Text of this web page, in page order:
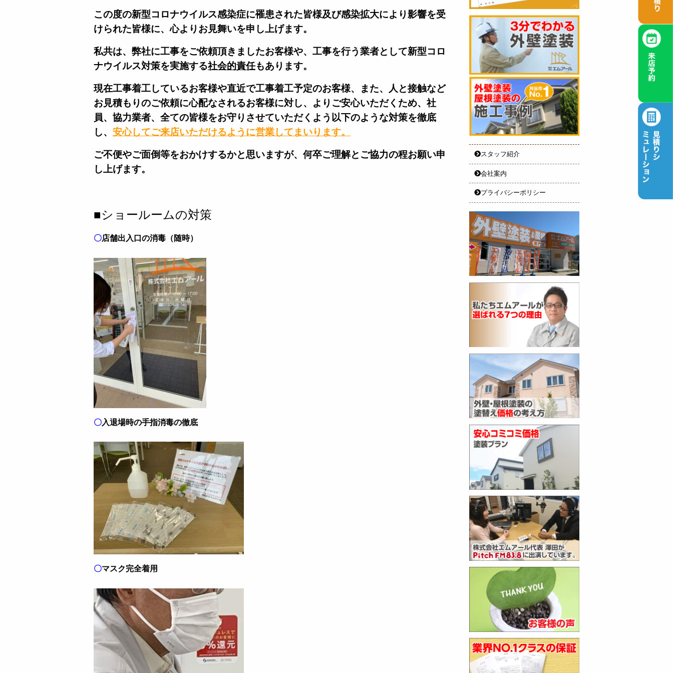
この度の新型コロナウイルス感染症に罹患された皆様及び感染拡大により影響を受
けられた皆様に、心よりお見舞いを申し上げます。
私共は、弊社に工事をご依頼頂きましたお客様や、工事を行う業者として新型コロ
ナウイルス対策を実施する社会的責任もあります。
現在工事着工しているお客様や直近で工事着工予定のお客様、また、人と接触など
お見積もりのご依頼に心配なされるお客様に対し、よりご安心いただくため、社
員、協力業者、全ての皆様をお守りさせていただくよう以下のような対策を徹底
し、 安心してご来店いただけるように営業してまいります。
ご不便やご面倒等をおかけするかと思いますが、何卒ご理解とご協力の程お願い申
し上げます。
■ショールームの対策
〇店舗出入口の消毒（随時）
〇入退場時の手指消毒の徹底
〇マスク完全着用
スタッフ紹介
会社案内
プライバシーポリシー